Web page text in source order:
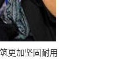
更加坚固耐用